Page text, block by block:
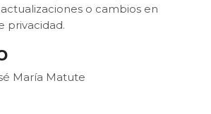
o cambios en
privacidad.
María Matute